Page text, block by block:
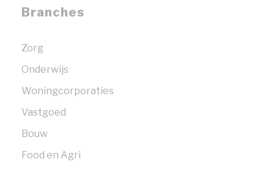
Branches
Zorg
Onderwijs
Woningcorporaties
Vastgoed
Bouw
Food en Agri